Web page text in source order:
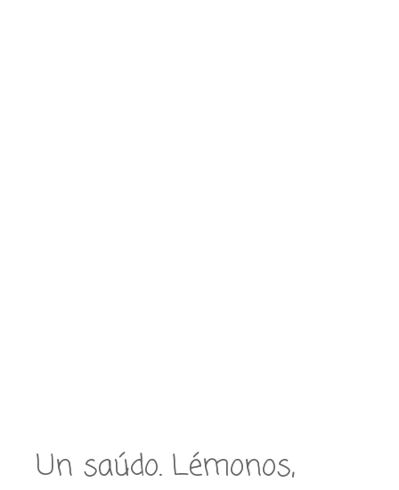
Un saúdo. Lémonos,